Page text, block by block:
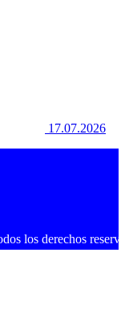
17.07.2026
derechos reservados.